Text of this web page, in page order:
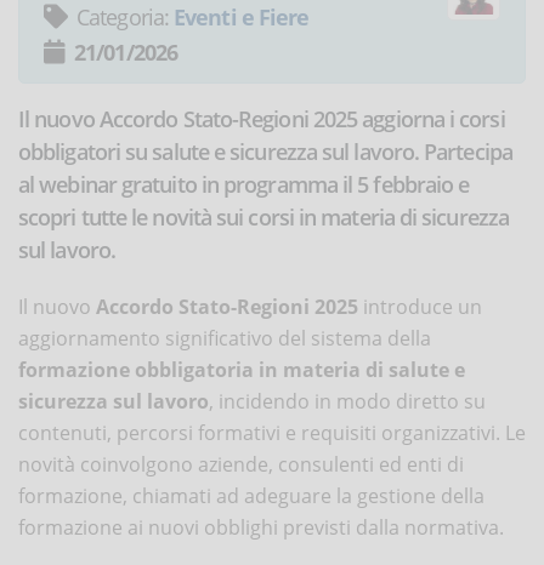
Categoria: Eventi e Fiere
21/01/2026
Il nuovo Accordo Stato-Regioni 2025 aggiorna i corsi
obbligatori su salute e sicurezza sul lavoro. Partecipa
al webinar gratuito in programma il 5 febbraio e
scopri tutte le novità sui corsi in materia di sicurezza
sul lavoro.
Il nuovo Accordo Stato-Regioni 2025 introduce un
aggiornamento significativo del sistema della
formazione obbligatoria in materia di salute e
sicurezza sul lavoro, incidendo in modo diretto su
contenuti, percorsi formativi e requisiti organizzativi. Le
novità coinvolgono aziende, consulenti ed enti di
formazione, chiamati ad adeguare la gestione della
formazione ai nuovi obblighi previsti dalla normativa.